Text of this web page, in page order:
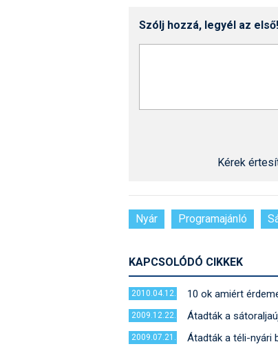
Szólj hozzá, legyél az első!
Kérek
Nyár Programajánló
KAPCSOLÓDÓ CIKKEK
2010.04.12. 10 ok amiért
2009.12.22. Átadták a
2009.07.21. Átadták a téli-nyári